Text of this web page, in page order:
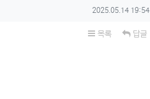
작성일
2025.05.14 19:54
목록 답글